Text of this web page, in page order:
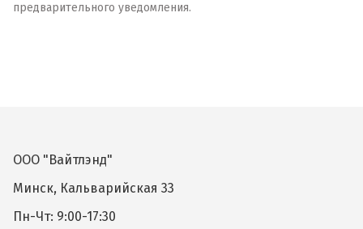
предварительного уведомления.
ООО "Вайтлэнд"
Минск, Кальварийская 33
Пн-Чт: 9:00-17:30